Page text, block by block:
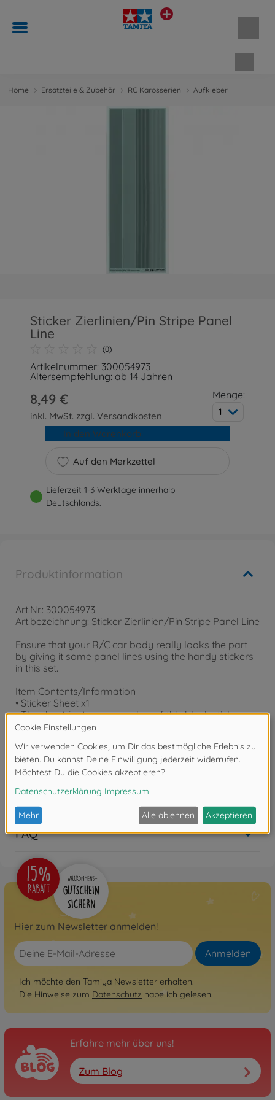
Home Ersatzteile & Zubehör RC Karosserien Aufkleber
Sticker Zierlinien/Pin Stripe Panel
Line
(0)
Artikelnummer: 300054973
Altersempfehlung: ab 14 Jahren
8,49 €
inkl. MwSt. zzgl.Versandkosten
Menge:
1
Auf den Merkzettel
In den Warenkorb
Lieferzeit 1-3 Werktage innerhalb
Deutschlands.
Produktinformation
Art.Nr.: 300054973
Art.bezeichnung: Sticker Zierlinien/Pin Stripe Panel Line
Ensure that your R/C car body really looks the part
by giving it some panel lines using the handy stickers
in this set.
Item Contents/Information
• Sticker Sheet x1
• The sheet features a number of thin black stickers
which can be cut to your desired length and applied
other panel lines.
Bewertungen
FAQ
Hier zum Newsletter anmelden!
Anmelden
Ich möchte den Tamiya Newsletter erhalten.
Die Hinweise zum Datenschutz habe ich gelesen.
Erfahre mehr über uns!
Zum Blog